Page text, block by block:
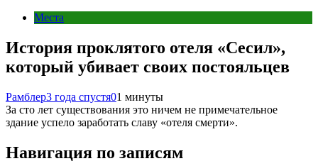
Места
История проклятого отеля «Сесил»,
который убивает своих постояльцев
Рамблер3 года спустя01 минуты
За сто лет существования это ничем не примечательное
здание успело заработать славу «отеля смерти».
Навигация по записям